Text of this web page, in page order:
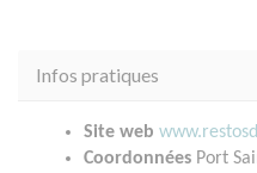
Infos pratiques
Site web
Coordonnées Port